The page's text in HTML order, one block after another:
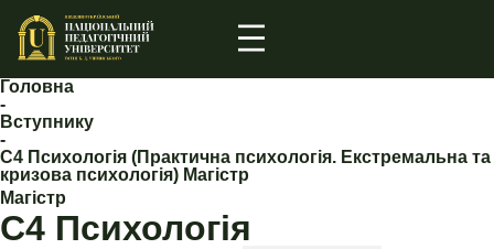
Головна
-
Вступнику
-
С4 Психологія (Практична психологія. Екстремальна та
кризова психологія) Магістр
Магістр
С4 Психологія